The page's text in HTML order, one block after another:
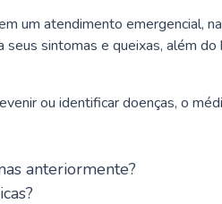
um atendimento emergencial,
sintomas e queixas, além do
ou identificar doenças, o
anteriormente?